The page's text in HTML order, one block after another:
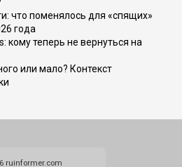
что поменялось для «спящих»
года
кому теперь не вернуться на
или мало? Контекст
ruinformer.com